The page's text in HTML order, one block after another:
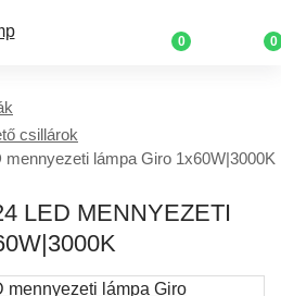
0 0
csillárok
mennyezeti lámpa Giro 1x60W|3000K
LED MENNYEZETI